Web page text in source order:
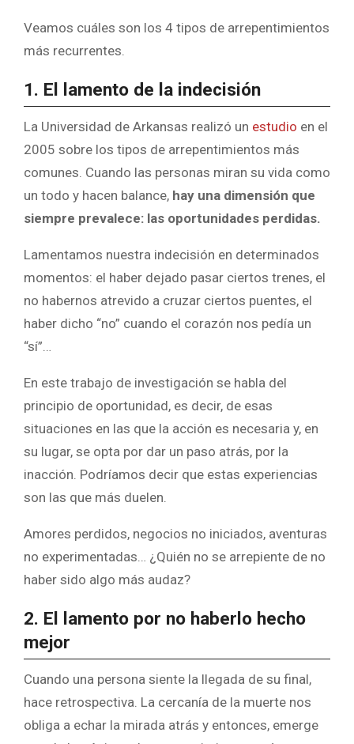
Veamos cuáles son los 4 tipos de arrepentimientos
más recurrentes.
1. El lamento de la indecisión
La Universidad de Arkansas realizó un estudio en el
2005 sobre los tipos de arrepentimientos más
comunes. Cuando las personas miran su vida como
un todo y hacen balance, hay una dimensión que
siempre prevalece: las oportunidades perdidas.
Lamentamos nuestra indecisión en determinados
momentos: el haber dejado pasar ciertos trenes, el
no habernos atrevido a cruzar ciertos puentes, el
haber dicho “no” cuando el corazón nos pedía un
“sí”…
En este trabajo de investigación se habla del
principio de oportunidad, es decir, de esas
situaciones en las que la acción es necesaria y, en
su lugar, se opta por dar un paso atrás, por la
inacción. Podríamos decir que estas experiencias
son las que más duelen.
Amores perdidos, negocios no iniciados, aventuras
no experimentadas… ¿Quién no se arrepiente de no
haber sido algo más audaz?
2. El lamento por no haberlo hecho
mejor
Cuando una persona siente la llegada de su final,
hace retrospectiva. La cercanía de la muerte nos
obliga a echar la mirada atrás y entonces, emerge